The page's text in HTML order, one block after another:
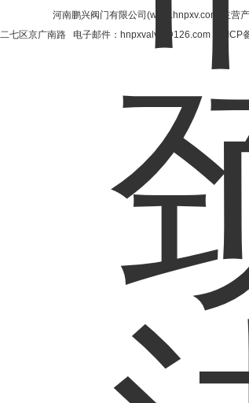
河南鹏兴阀门有限公司(www.hnpxv.com)主营产
七区京广南路 电子邮件：hnpxvalve@126.com
豫ICP